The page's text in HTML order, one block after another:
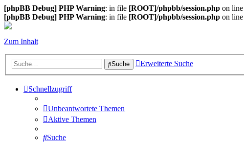
[phpBB Debug] PHP Warning: in file [ROOT]/phpbb/session.php on line
[phpBB Debug] PHP Warning: in file [ROOT]/phpbb/session.php on line
Zum Inhalt
Suche Erweiterte Suche
Schnellzugriff
Unbeantwortete Themen
Aktive Themen
Suche